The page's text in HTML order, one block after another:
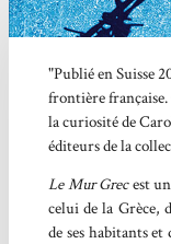
"Publié en Suisse
frontière française.
la curiosité de
éditeurs de la
Le Mur Grecest
celui de la Grèce,
de ses habitants et